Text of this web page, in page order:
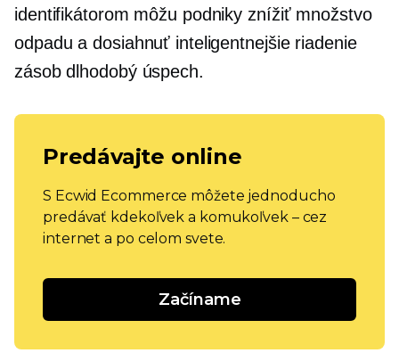
identifikátorom môžu podniky znížiť množstvo
odpadu a dosiahnuť inteligentnejšie riadenie
zásobdlhodobýúspech.
Predávajte online
S Ecwid Ecommerce môžete jednoducho
predávať kdekoľvek a komukoľvek – cez
internet a po celom svete.
Začíname